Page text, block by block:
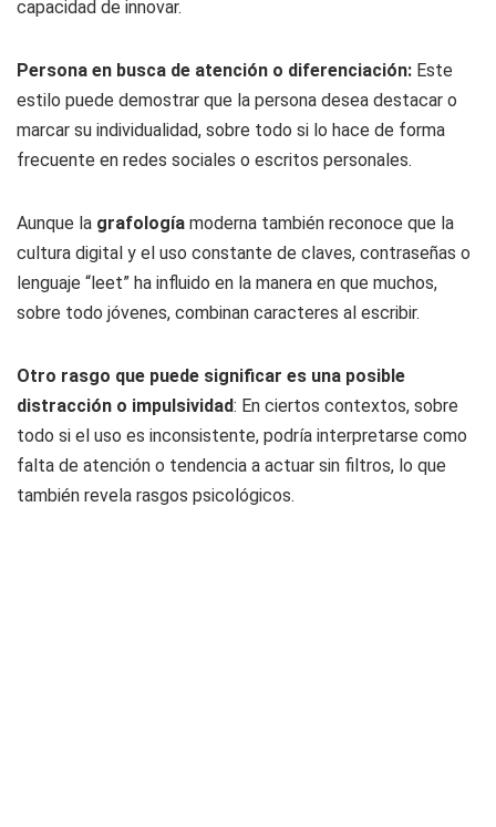
capacidad de innovar.
Persona en busca de atención o diferenciación: Este
estilo puede demostrar que la persona desea destacar o
marcar su individualidad, sobre todo si lo hace de forma
frecuente en redes sociales o escritos personales.
Aunque la grafología moderna también reconoce que la
cultura digital y el uso constante de claves, contraseñas o
lenguaje “leet” ha influido en la manera en que muchos,
sobre todo jóvenes, combinan caracteres al escribir.
Otro rasgo que puede significar es una posible
distracción o impulsividad: En ciertos contextos, sobre
todo si el uso es inconsistente, podría interpretarse como
falta de atención o tendencia a actuar sin filtros, lo que
también revela rasgos psicológicos.